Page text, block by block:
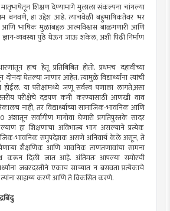
मातृभाषेतून शिक्षण देण्यामागे मुलाला संकल्पना चांगल्या
बनवणे, हा उद्देश आहे. त्याचवेळी बहुभाषिकतेवर भर
भाषिक मुळांबद्दल आत्मविश्वास बाळगणारी आणि
व्यवस्था पुढे घेऊन जाऊ शकेल, अशी पिढी निर्माण
हाच हेतू प्रतिबिंबित होतो. प्रथमच दहावीच्या
दोनदा घेतल्या जाणार आहेत. त्यामुळे विद्यार्थ्यांना त्यांची
होईल. या परीक्षांमध्ये जणू सर्वस्व पणाला लागते,असा
परीक्षेचे दडपण कमी करण्यासाठी आणखी वाव
नाही, तर विद्यार्थ्यांच्या सामाजिक-भावनिक आणि
अंशातून सर्वांगीण मागोवा घेणारी प्रगतिपुस्तके सादर
हा शिक्षणाचा अविभाज्य भाग असल्याने प्रत्येक
भावनिक समुपदेशक असणे अनिवार्य केले असून, ते
येणाऱ्या शैक्षणिक आणि भावनिक ताणतणावांचा सामना
करून दिली जात आहे. अंतिमतः आपल्या समोरची
जबरदस्तीने एकाच साच्यात न बसवता प्रत्येकाचे
साहाय्य करणे आणि ते विकसित करणे.